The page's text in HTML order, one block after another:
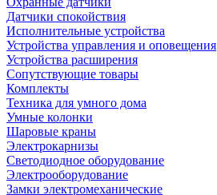
Датчики спокойствия
Исполнительные устройства
Устройства управления и оповещения
Устройства расширения
Сопутствующие товары
Комплекты
Техника для умного дома
Умные колонки
Шаровые краны
Электрокарнизы
Светодиодное оборудование
Электрооборудование
Замки электромеханические